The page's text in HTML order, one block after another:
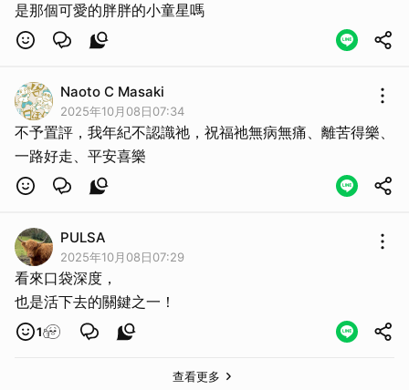
是那個可愛的胖胖的小童星嗎
Naoto C Masaki
2025年10月08日07:34
不予置評，我年紀不認識祂，祝福祂無病無痛、離苦得樂、
一路好走、平安喜樂
PULSA
2025年10月08日07:29
看來口袋深度，
也是活下去的關鍵之一！
1
查看更多